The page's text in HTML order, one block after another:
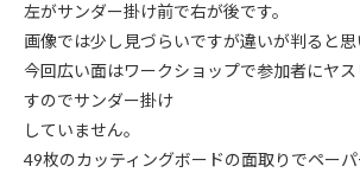
左がサンダー掛け前で右が後です。
画像では少し見づらいですが違いが判ると思
今回広い面はワークショップで参加者にヤ
すのでサンダー掛け
していません。
49枚のカッティングボードの面取りでペー